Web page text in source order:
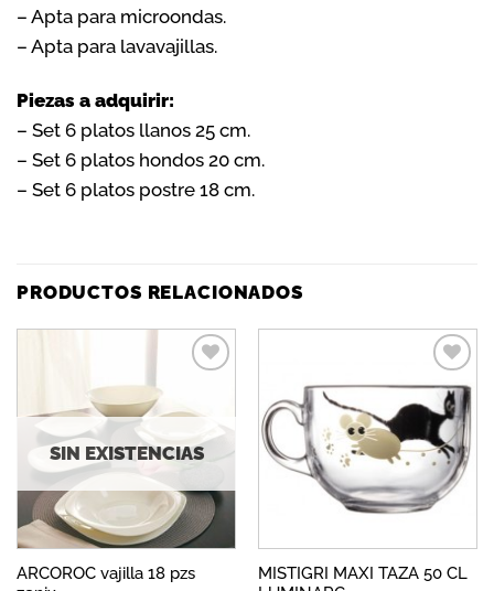
– Apta para microondas.
– Apta para lavavajillas.
Piezas a adquirir:
– Set 6 platos llanos 25 cm.
– Set 6 platos hondos 20 cm.
– Set 6 platos postre 18 cm.
PRODUCTOS RELACIONADOS
deseos
SIN EXISTENCIAS
ARCOROC vajilla 18 pzs
Añadir
a la
lista de
deseos
MISTIGRI MAXI TAZA 50 CL